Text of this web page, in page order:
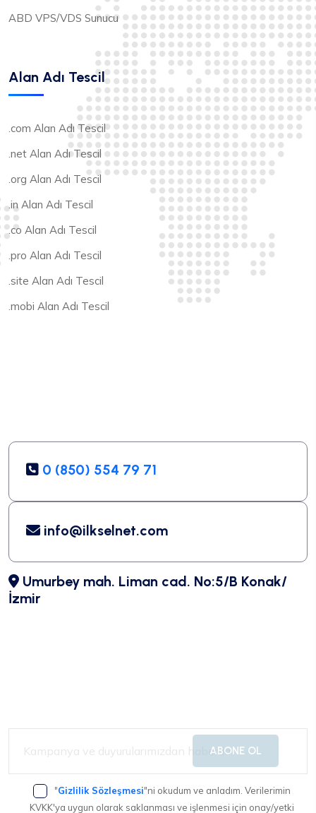
ABD VPS/VDS Sunucu
Alan Adı Tescil
.com Alan Adı Tescil
.net Alan Adı Tescil
.org Alan Adı Tescil
.in Alan Adı Tescil
.co Alan Adı Tescil
.pro Alan Adı Tescil
.site Alan Adı Tescil
.mobi Alan Adı Tescil
0 (850) 554 79 71
info@ilkselnet.com
Umurbey mah. Liman cad. No:5/B Konak/
İzmir
ABONE OL
"Gizlilik Sözleşmesi"ni okudum ve anladım. Verilerimin
KVKK'ya uygun olarak saklanması ve işlenmesi için onay/yetki